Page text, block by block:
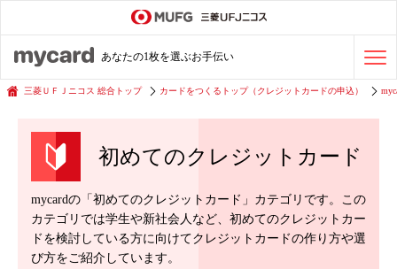
あなたの1枚を選ぶお手伝い
ステータスカードの活用術
会社経費の支払い効率化術
クレジットカードを探す
三菱ＵＦＪニコス 総合トップ カードをつくるトップ（クレジットカードの申込）
初めてのクレジットカード
mycardの「初めてのクレジットカード」カテゴリです。この
カテゴリでは学生や新社会人など、初めてのクレジットカー
ドを検討している方に向けてクレジットカードの作り方や選
び方をご紹介しています。